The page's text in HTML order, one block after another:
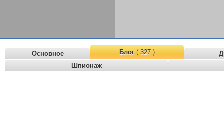
Основное Блог( 327 )
Шпионаж